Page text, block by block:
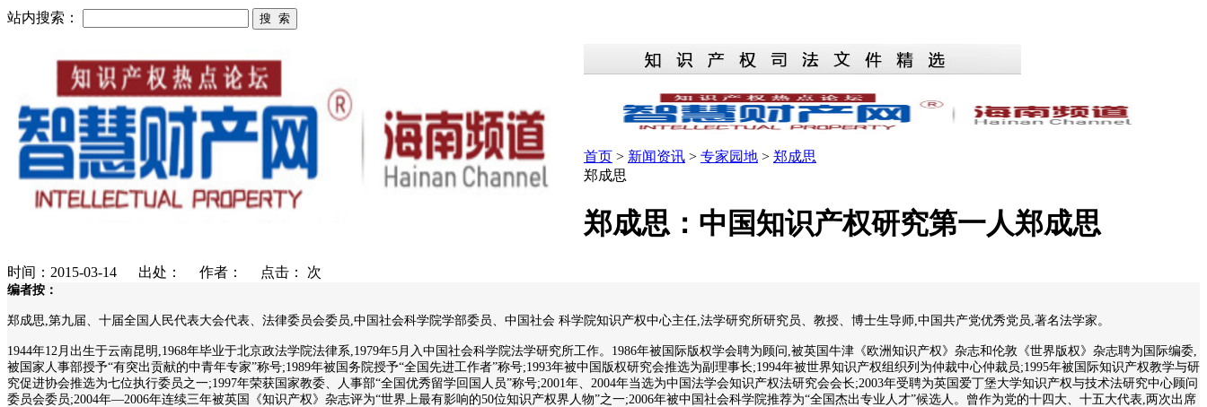
站内搜索：
首页 > 新闻资讯 > 专家园地 > 郑成思
郑成思
郑成思：中国知识产权研究第一人郑成思
时间：2015-03-14 出处： 作者： 点击： 次
编者按：
郑成思,第九届、十届全国人民代表大会代表、法律委员会委员,中国社会科学院学部委员、中国社会 科学院知识产权中心主任,法学研究所研究员、教授、博士生导师,中国共产党优秀党员,著名法学家。
1944年12月出生于云南昆明,1968年毕业于北京政法学院法律系,1979年5月入中国社会科学院法学研究所工作。1986年被国际版权学会聘为顾问,被英国牛津《欧洲知识产权》杂志和伦敦《世界版权》杂志聘为国际编委,
被国家人事部授予“有突出贡献的中青年专家”称号;1989年被国务院授予“全国先进工作者”称号;1993年被中国版权研究会推选为副理事长;1994年被世界知识产权组织列为仲裁中心仲裁员;1995年被国际知识产权教学与研
究促进协会推选为七位执行委员之一;1997年荣获国家教委、人事部“全国优秀留学回国人员”称号;2001年、2004年当选为中国法学会知识产权法研究会会长;2003年受聘为英国爱丁堡大学知识产权与技术法研究中心顾问
委员会委员;2004年—2006年连续三年被英国《知识产权》杂志评为“世界上最有影响的50位知识产权界人物”之一;2006年被中国社会科学院推荐为“全国杰出专业人才”候选人。曾作为党的十四大、十五大代表,两次出席